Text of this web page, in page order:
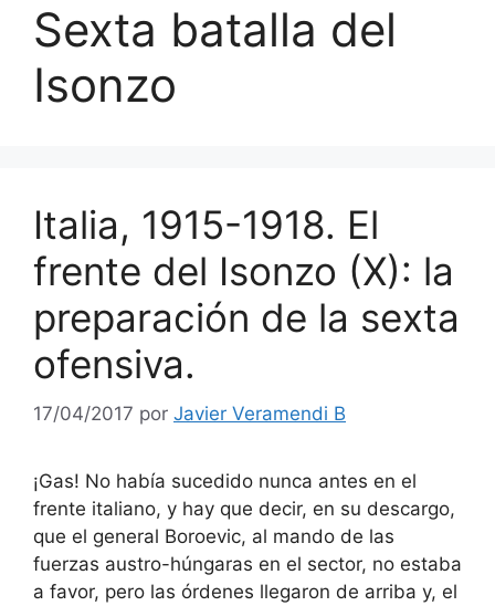
Sexta batalla del
Isonzo
Italia, 1915-1918. El
frente del Isonzo (X): la
preparación de la sexta
ofensiva.
17/04/2017 por Javier Veramendi B
¡Gas! No había sucedido nunca antes en el
frente italiano, y hay que decir, en su descargo,
que el general Boroevic, al mando de las
fuerzas austro-húngaras en el sector, no estaba
a favor, pero las órdenes llegaron de arriba y, el